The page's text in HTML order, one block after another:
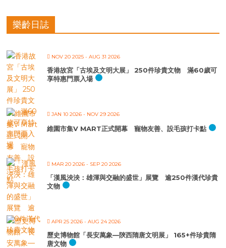
樂齡日誌
NOV 20 2025 - AUG 31 2026
香港故宮「古埃及文明大展」 250件珍貴文物 滿60歲可
享特惠門票入場
JAN 10 2026 - NOV 29 2026
維園市集V MART正式開幕 寵物友善、設毛孩打卡點
MAR 20 2026 - SEP 20 2026
「漢風泱泱：雄渾與交融的盛世」展覽 逾250件漢代珍貴
文物
APR 25 2026 - AUG 24 2026
歷史博物館「長安萬象—陝西隋唐文明展」 165+件珍貴隋
唐文物